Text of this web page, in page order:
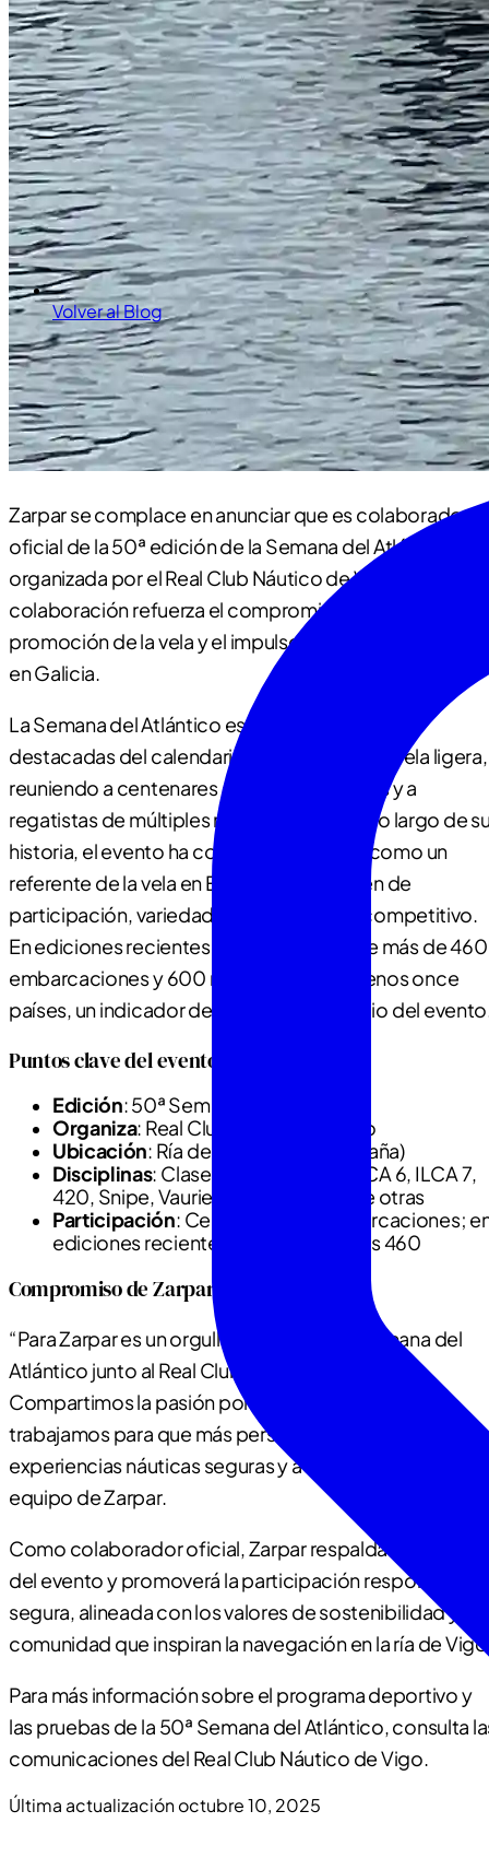
Volver al Blog
Zarpar se complace en anunciar que es colaborador
oficial de la 50ª edición de la Semana del Atlántico,
organizada por el Real Club Náutico de Vigo. Esta
colaboración refuerza el compromiso de Zarpar con la
promoción de la vela y el impulso del deporte náutico
en Galicia.
La Semana del Atlántico es una de las citas más
destacadas del calendario internacional de vela ligera,
reuniendo a centenares de embarcaciones y a
regatistas de múltiples nacionalidades. A lo largo de
historia, el evento ha consolidado a Vigo como un
referente de la vela en Europa por volumen de
participación, variedad de clases y nivel competitivo.
En ediciones recientes, han tomado parte más de 460
embarcaciones y 600 regatistas de al menos once
países, un indicador del alcance y prestigio del
Puntos clave del evento
Edición: 50ª Semana del Atlántico
Organiza: Real Club Náutico de Vigo
Ubicación: Ría de Vigo (Galicia, España)
Disciplinas: Clases como ILCA 4, ILCA 6, ILCA 7,
420, Snipe, Vaurien y Optimist, entre otras
Participación: Centenares de embarcaciones;
ediciones recientes han superado las 460
Compromiso de Zarpar
“Para Zarpar es un orgullo apoyar la 50ª Semana del
Atlántico junto al Real Club Náutico de Vigo.
Compartimos la pasión por el mar y la vela, y
trabajamos para que más personas puedan disfrutar
experiencias náuticas seguras y accesibles”, señala el
equipo de Zarpar.
Como colaborador oficial, Zarpar respaldará la
del evento y promoverá la participación responsable y
segura, alineada con los valores de sostenibilidad y
comunidad que inspiran la navegación en la ría de
Para más información sobre el programa deportivo y
las pruebas de la 50ª Semana del Atlántico, consulta
comunicaciones del Real Club Náutico de Vigo.
Última actualización octubre 10, 2025